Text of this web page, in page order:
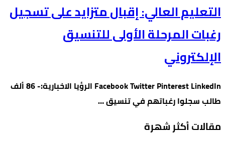
التعليم العالي: إقبال متزايد على تسجيل
رغبات المرحلة الأولى للتنسيق
الإلكتروني
Facebook Twitter Pinterest LinkedIn الرؤيا الاخبارية:- 86 ألف
طالب سجلوا رغباتهم في تنسيق …
مقالات أكثر شهرة